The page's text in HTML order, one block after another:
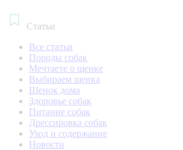
Статьи
Все статьи
Породы собак
Мечтаете о щенке
Выбираем щенка
Щенок дома
Здоровье собак
Питание собак
Дрессировка собак
Уход и содержание
Новости